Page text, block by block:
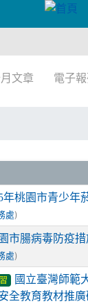
文章 電子
年桃園市青少年
處)
市腸病毒防疫措
處)
國立臺灣師範
全教育教材推廣